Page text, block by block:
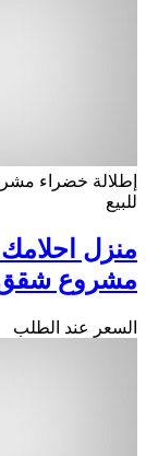
إطلالة خضراء
للبيع
منزل
مشروع شقق
السعر عند الطلب